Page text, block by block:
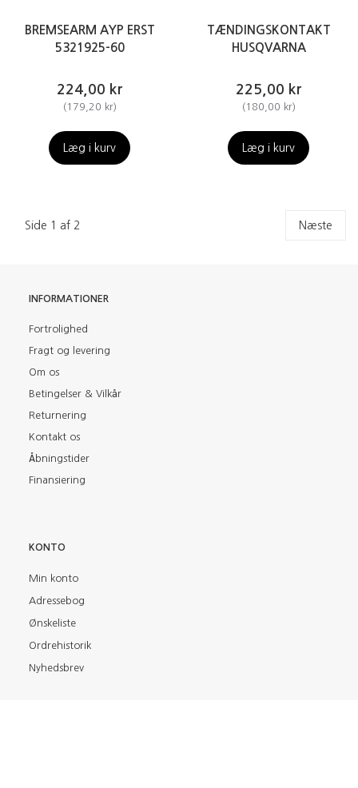
BREMSEARM AYP ERST
5321925-60
224,00 kr
(179,20 kr)
Læg i kurv
TÆNDINGSKONTAKT
HUSQVARNA
225,00 kr
(180,00 kr)
Læg i kurv
Side 1 af 2 Næste
INFORMATIONER
Fortrolighed
Fragt og levering
Om os
Betingelser & Vilkår
Returnering
Kontakt os
Åbningstider
Finansiering
KONTO
Min konto
Adressebog
Ønskeliste
Ordrehistorik
Nyhedsbrev